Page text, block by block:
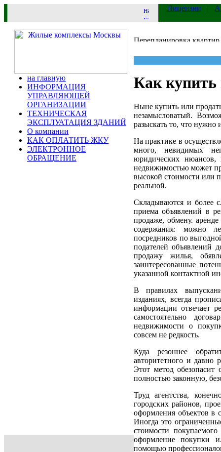
Лицензии |
на главную
ИНФОРМАЦИЯ
УПРАВЛЯЮЩЕЙ
ОРГАНИЗАЦИИ
ТЕХНИЧЕСКАЯ
ЭКСПЛУАТАЦИЯ ЗДАНИЙ
О компании
КАК ОПЛАТИТЬ ЖКУ
ЭЛЕКТРОННОЕ
ОБРАЩЕНИЕ
Как купить
Ныне купить или
незамысловатый.
разыскать то, что нужно
На практике в
много, невидимых
юридических
недвижимостью может
высокой стоимости или
реальной.
Складываются и более
приема объявлений в
продаже, обмену.
содержания: можно
посредников по
подателей объявлений
продажу жилья,
заинтересованные
указанной контактной
В правилах
изданиях, всегда
информации отвечает
самостоятельно
недвижимости о
совсем не редкость.
Куда резоннее
авторитетного и давно
Этот метод обезопасит
полностью законную,
Труд агентства,
городских районов,
оформления объектов в
Иногда это
стоимости
оформление покупки
помощью